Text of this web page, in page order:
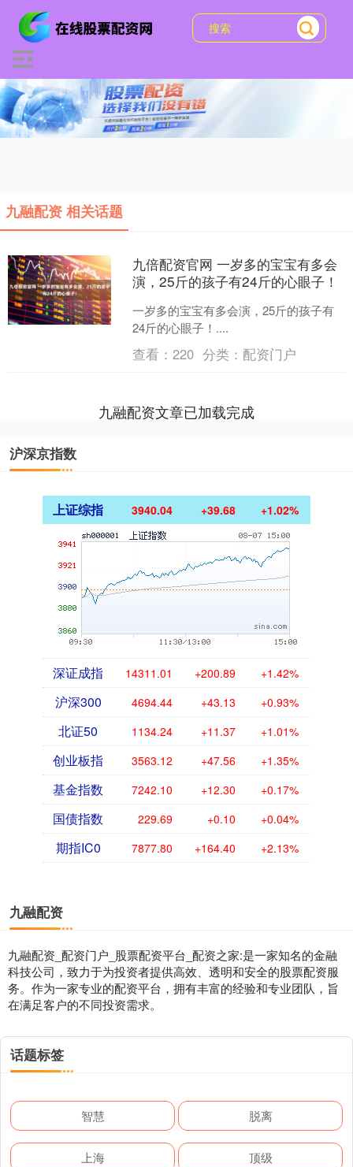
九融配资 相关话题
九倍配资官网 一岁多的宝宝有多会
演，25斤的孩子有24斤的心眼子！
一岁多的宝宝有多会演，25斤的孩子有
24斤的心眼子！....
查看：220 分类： 配资门户
九融配资文章已加载完成
沪深京指数
上证综指 3940.04 +39.68 +1.02%
深证成指 14311.01 +200.89 +1.42%
沪深300 4694.44 +43.13 +0.93%
北证50 1134.24 +11.37 +1.01%
创业板指 3563.12 +47.56 +1.35%
基金指数 7242.10 +12.30 +0.17%
国债指数 229.69 +0.10 +0.04%
期指IC0 7877.80 +164.40 +2.13%
九融配资
九融配资_配资门户_股票配资平台_配资之家:是一家知名的金融
科技公司，致力于为投资者提供高效、透明和安全的股票配资服
务。作为一家专业的配资平台，拥有丰富的经验和专业团队，旨
在满足客户的不同投资需求。
话题标签
智慧 脱离
上海 顶级